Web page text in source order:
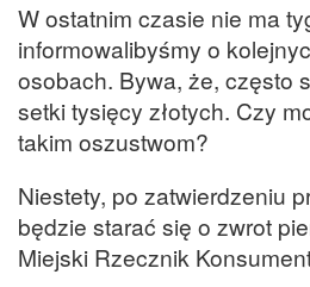
W ostatnim czasie nie ma
informowalibyśmy o
osobach. Bywa, że, często
setki tysięcy złotych. Czy
takim oszustwom?
Niestety, po zatwierdzeniu
będzie starać się o zwrot
Miejski Rzecznik